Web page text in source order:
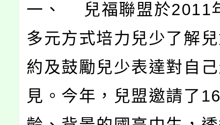
一、 兒福聯盟於2011
多元方式培力兒少了解
約及鼓勵兒少表達對自
見。今年，兒盟邀請了